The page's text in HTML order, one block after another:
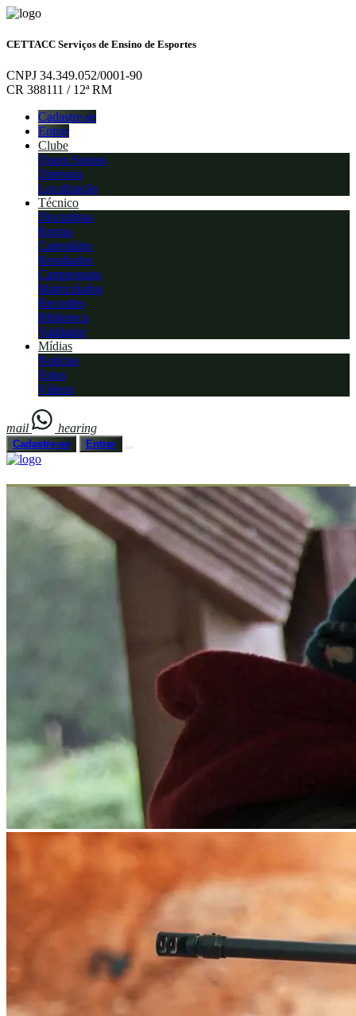
CETTACC Serviços de Ensino de Esportes
CNPJ 34.349.052/0001-90
CR 388111 / 12ª RM
Cadastre-se
Entrar
Clube
Quem Somos
Diretoria
Localização
Técnico
Disciplinas
Regras
Calendário
Resultados
Campeonato
Matriculados
Recordes
Biblioteca
Validador
Mídias
Notícias
Fotos
Vídeos
mail hearing
Cadastre-se Entrar